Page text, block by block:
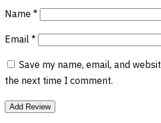
Name*
Email*
Save my name, email, and
the next time I comment.